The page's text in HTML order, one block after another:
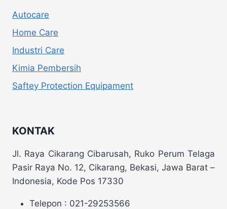
Autocare
Home Care
Industri Care
Kimia Pembersih
Saftey Protection Equipament
KONTAK
Jl. Raya Cikarang Cibarusah, Ruko Perum Telaga
Pasir Raya No. 12, Cikarang, Bekasi, Jawa Barat –
Indonesia, Kode Pos 17330
Telepon : 021-29253566